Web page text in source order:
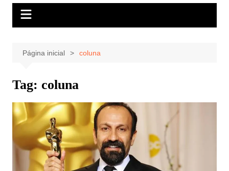
Página inicial coluna
Tag: coluna